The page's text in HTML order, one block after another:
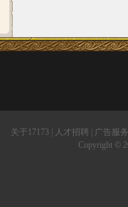
关于17173 人才招聘
广告服务
Copyright ©